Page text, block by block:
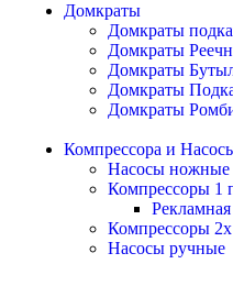
Домкраты
Домкраты
Домкраты
Домкраты
Домкраты
Домкраты
Компрессора и
Насосы ножные
Компрессоры 1
Компрессоры
Насосы ручные